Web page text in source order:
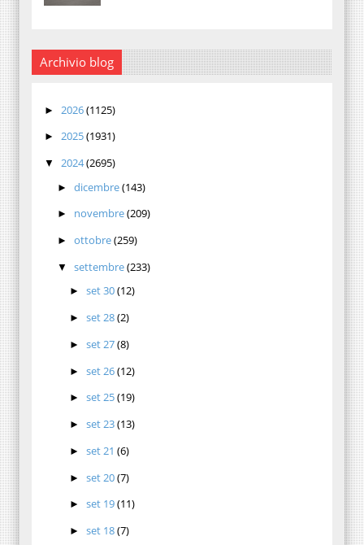
Archivio blog
► 2026(1125)
► 2025(1931)
▼ 2024(2695)
► dicembre(143)
► novembre(209)
► ottobre(259)
▼ settembre(233)
►set 30(12)
►set 28(2)
►set 27(8)
►set 26(12)
►set 25(19)
►set 23(13)
►set 21(6)
►set 20(7)
►set 19(11)
►set 18(7)